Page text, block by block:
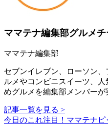
ママテナ編集部グルメ
ママテナ編集部
セブンイレブン、ローソン
ルメやコンビニスイーツ、
めグルメを編集部メンバーが
記事一覧を見る >
今日のこれ注目！ママテナピ